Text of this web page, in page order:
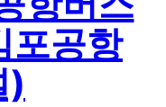
포공항
)